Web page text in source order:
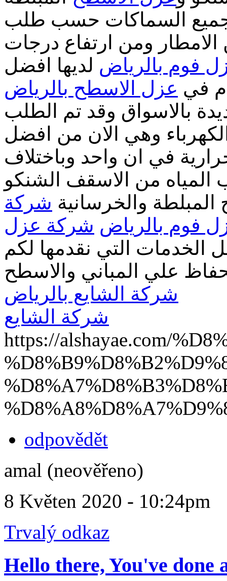
السماكات حسب طلب
ومن ارتفاع درجات
فوم بالرياض لديها افضل
في عزل الاسطح بالرياض
بالاسواق وقد تم الطلب
وهي الان من افضل
في ان واحد وباختلاف
من الاسقف الشنكو
والخرسانية شركة
فوم بالرياض شركة عزل
التي نقدمها لكم
علي المباني والاسطح
شركة الشايع بالرياض
شركة الشايع
https://alshayae.com/
odpovědět
amal (neověřeno)
8 Květen 2020 - 10:24pm
Trvalý odkaz
Hellο thеre, You've done